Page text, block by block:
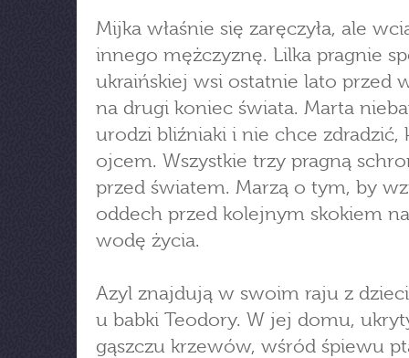
Mijka właśnie się zaręczyła, ale
innego mężczyznę. Lilka pragnie
ukraińskiej wsi ostatnie lato przed
na drugi koniec świata. Marta
urodzi bliźniaki i nie chce zdradzić,
ojcem. Wszystkie trzy pragną
przed światem. Marzą o tym, by
oddech przed kolejnym skokiem
wodę życia.
Azyl znajdują w swoim raju z
u babki Teodory. W jej domu,
gąszczu krzewów, wśród śpiewu